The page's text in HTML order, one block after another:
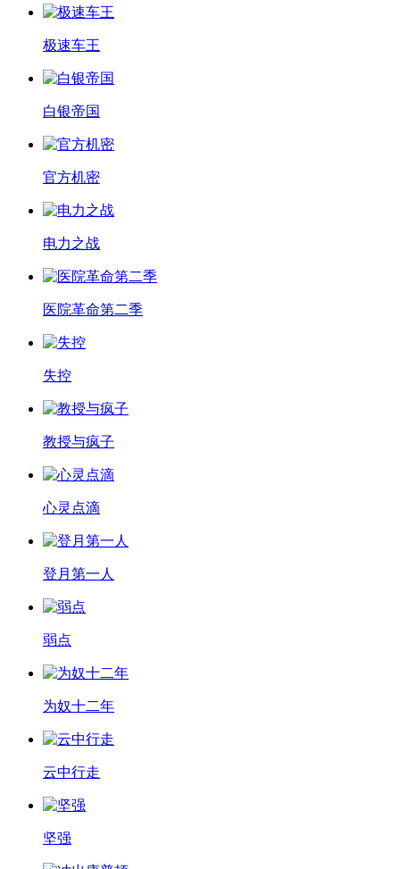
极速车王
白银帝国
官方机密
电力之战
医院革命第二季
失控
教授与疯子
心灵点滴
登月第一人
弱点
为奴十二年
云中行走
坚强